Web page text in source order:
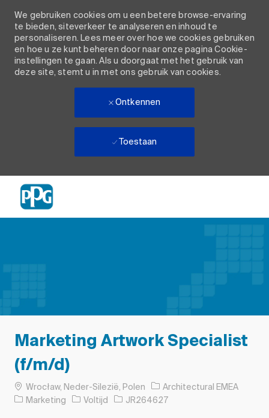
We gebruiken cookies om u een betere browse-ervaring
te bieden, siteverkeer te analyseren en inhoud te
personaliseren. Lees meer over hoe we cookies gebruiken
en hoe u ze kunt beheren door naar onze pagina Cookie-
instellingen te gaan. Als u doorgaat met het gebruik van
deze site, stemt u in met ons gebruik van cookies.
Ontkennen
Toestaan
Marketing Artwork Specialist
(f/m/d)
PlaatsWrocław, Neder-Silezië, Polen
Architectural EMEA
Categorie
Marketing Soort baan
Voltijd Taak-ID
JR264627